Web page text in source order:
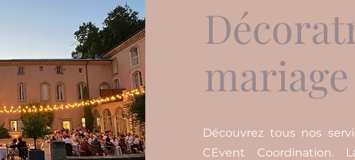
Découvrez tous nos
CEvent Coordination.